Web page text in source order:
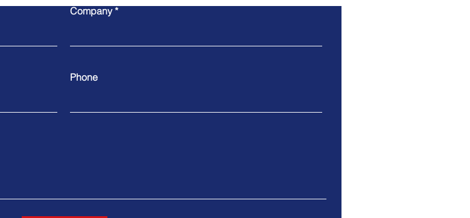
Company
Phone